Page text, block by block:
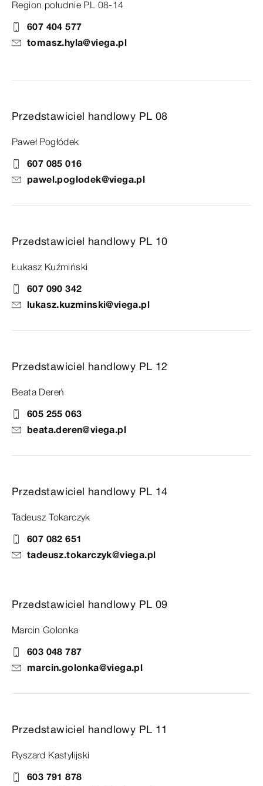
Region południe PL 08-14
607 404 577
tomasz.hyla@viega.pl
Przedstawiciel handlowy PL 08
Paweł Pogłódek
607 085 016
pawel.poglodek@viega.pl
Przedstawiciel handlowy PL 10
Łukasz Kuźmiński
607 090 342
lukasz.kuzminski@viega.pl
Przedstawiciel handlowy PL 12
Beata Dereń
605 255 063
beata.deren@viega.pl
Przedstawiciel handlowy PL 14
Tadeusz Tokarczyk
607 082 651
tadeusz.tokarczyk@viega.pl
Przedstawiciel handlowy PL 09
Marcin Golonka
603 048 787
marcin.golonka@viega.pl
Przedstawiciel handlowy PL 11
Ryszard Kastylijski
603 791 878